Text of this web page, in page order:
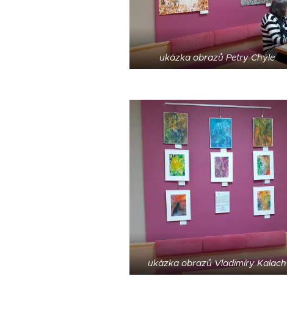
ukázka obrazů Petry Chýle
ukázka obrazů Vladimíry Kalach